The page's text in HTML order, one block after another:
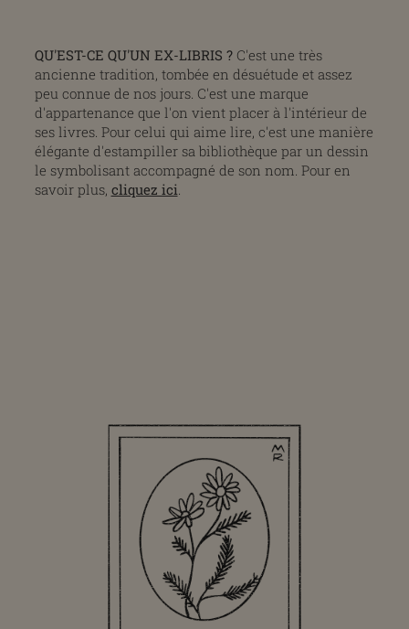
QU'EST-CE QU'UN EX-LIBRIS ?C'est une très
ancienne tradition, tombée en désuétude et assez
peu connue de nos jours. C'est une marque
d'appartenance que l'on vient placer à l'intérieur de
ses livres. Pour celui qui aime lire, c'est une manière
élégante d'estampiller sa bibliothèque par un dessin
le symbolisant accompagné de son nom. Pour en
savoir plus, cliquez ici.